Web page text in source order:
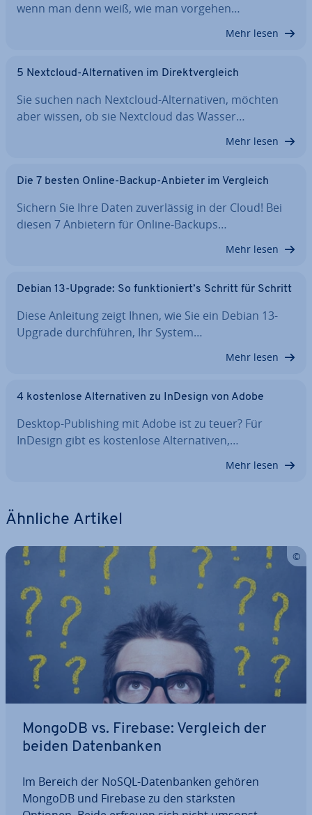
wenn man denn weiß, wie man vorgehen…
Mehr lesen
5 Nextcloud-Al­ter­na­ti­ven im Di­rekt­ver­gleich
Sie suchen nach Nextcloud-Al­ter­na­ti­ven, möchten
aber wissen, ob sie Nextcloud das Wasser…
Mehr lesen
Die 7 besten Online-Backup-Anbieter im Vergleich
Sichern Sie Ihre Daten zu­ver­läs­sig in der Cloud! Bei
diesen 7 Anbietern für Online-Backups…
Mehr lesen
Debian 13-Upgrade: So funk­tio­niert’s Schritt für Schritt
Diese Anleitung zeigt Ihnen, wie Sie ein Debian 13-
Upgrade durch­füh­ren, Ihr System…
Mehr lesen
4 kos­ten­lo­se Al­ter­na­ti­ven zu InDesign von Adobe
Desktop-Pu­bli­shing mit Adobe ist zu teuer? Für
InDesign gibt es kos­ten­lo­se Al­ter­na­ti­ven,…
Mehr lesen
Ähnliche Artikel
MongoDB vs. Firebase: Vergleich der
beiden Da­ten­ban­ken
Im Bereich der NoSQL-Da­ten­ban­ken gehören
MongoDB und Firebase zu den stärksten